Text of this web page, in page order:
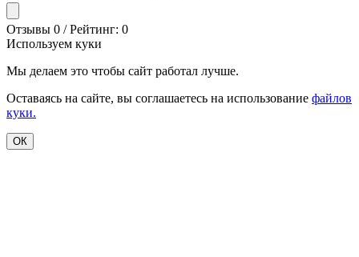
Отзывы 0 / Рейтинг: 0
Используем куки
Мы делаем это чтобы сайт работал лучше.
Оставаясь на сайте, вы соглашаетесь на использование файлов
куки.
ОК